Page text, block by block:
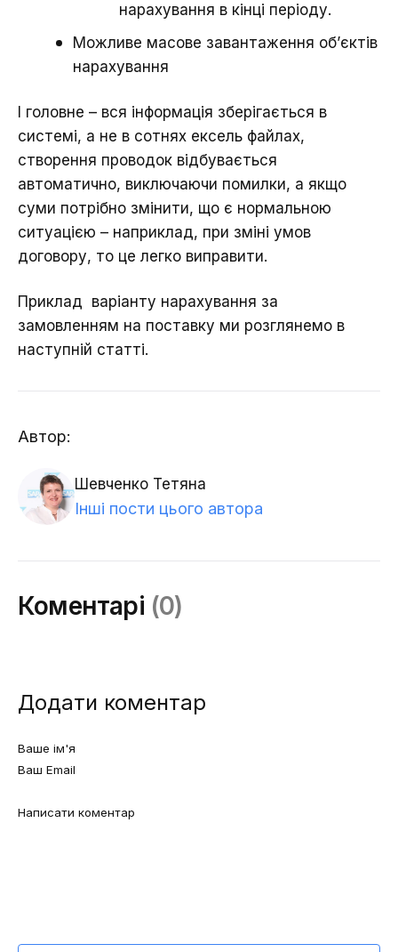
нарахування в кінці періоду.
Можливе масове завантаження об’єктів
нарахування
І головне – вся інформація зберігається в
системі, а не в сотнях ексель файлах,
створення проводок відбувається
автоматично, виключаючи помилки, а якщо
суми потрібно змінити, що є нормальною
ситуацією – наприклад, при зміні умов
договору, то це легко виправити.
Приклад варіанту нарахування за
замовленням на поставку ми розглянемо в
наступній статті.
Автор:
Шевченко Тетяна
Інші пости цього автора
Коментарі (0)
Додати коментар